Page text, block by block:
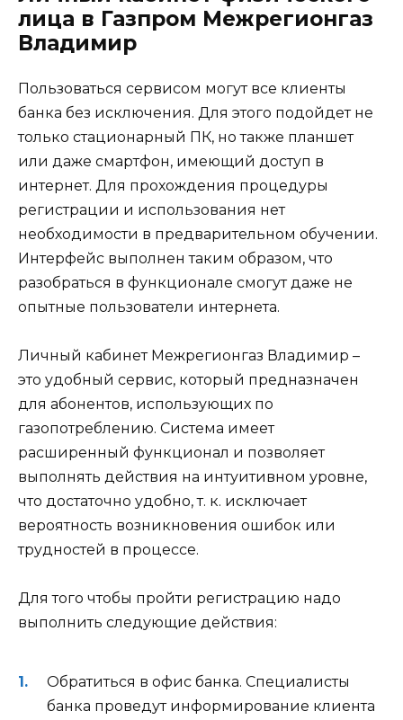
лица в Газпром Межрегионгаз
Владимир
Пользоваться сервисом могут все клиенты
банка без исключения. Для этого подойдет не
только стационарный ПК, но также планшет
или даже смартфон, имеющий доступ в
интернет. Для прохождения процедуры
регистрации и использования нет
необходимости в предварительном обучении.
Интерфейс выполнен таким образом, что
разобраться в функционале смогут даже не
опытные пользователи интернета.
Личный кабинет Межрегионгаз Владимир –
это удобный сервис, который предназначен
для абонентов, использующих по
газопотреблению. Система имеет
расширенный функционал и позволяет
выполнять действия на интуитивном уровне,
что достаточно удобно, т. к. исключает
вероятность возникновения ошибок или
трудностей в процессе.
Для того чтобы пройти регистрацию надо
выполнить следующие действия:
Обратиться в офис банка. Специалисты
банка проведут информирование клиента